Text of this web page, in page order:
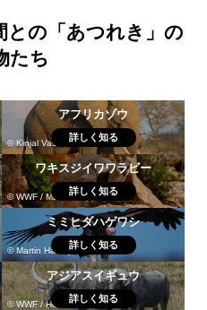
との「あつれき」の
たち
© Kinjal Vasavada
アフリカゾウ
詳しく知る
© WWF / Martina Lippuner
ワキスジイワワラビー
詳しく知る
© Martin Harvey / WWF
ミミヒダハゲワシ
詳しく知る
© WWF / Helmut Diller
アジアスイギュウ
詳しく知る